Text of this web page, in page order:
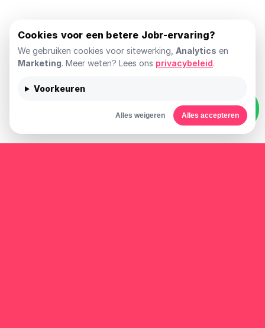
Cookies voor een betere Jobr-ervaring?
We gebruiken cookies voor sitewerking, Analytics en
Marketing. Meer weten? Lees ons privacybeleid.
Voorkeuren
Alles weigeren Alles accepteren